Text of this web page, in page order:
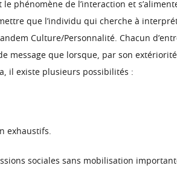
phénomène de l’interaction et
que l’individu qui cherche à
Culture/Personnalité. Chacun
que lorsque, par son
il existe plusieurs possibilités :
exhaustifs.
sociales sans mobilisation